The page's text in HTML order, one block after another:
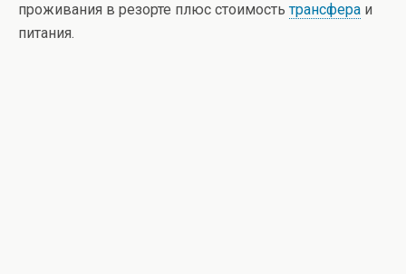
проживания в резорте плюс стоимостьтрансфера и
питания.